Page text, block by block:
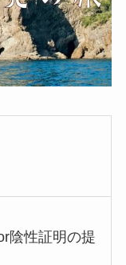
陰性証明の提